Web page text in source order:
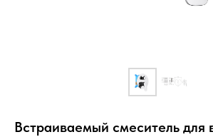
Встраиваемый смеситель для